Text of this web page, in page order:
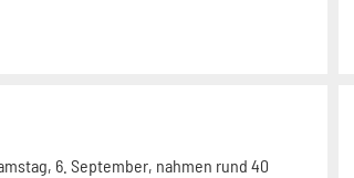
6. September, nahmen rund 40